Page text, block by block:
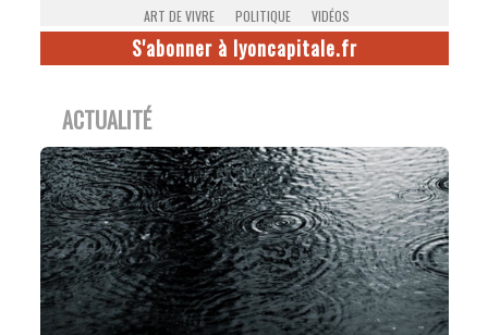
ART DE VIVRE
POLITIQUE VIDÉOS
S'abonner à lyoncapitale.fr
ACTUALITÉ